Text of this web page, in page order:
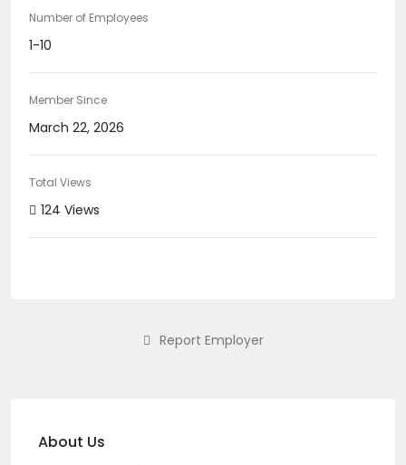
Number of Employees
1-10
Member Since
March 22, 2026
Total Views
124 Views
Report Employer
About Us